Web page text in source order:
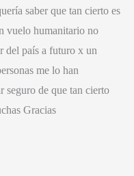
saber que tan cierto es
vuelo humanitario no
del país a futuro x un
me lo han
seguro de que tan cierto
Gracias